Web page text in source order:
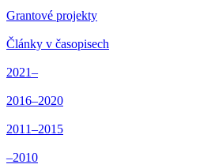
Grantové projekty
Články v časopisech
2021–
2016–2020
2011–2015
–2010